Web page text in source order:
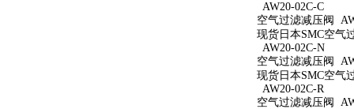
AW20-02C-C
空气过滤减压阀
现货日本SMC空气
AW20-02C-N
空气过滤减压阀
现货日本SMC空气
AW20-02C-R
空气过滤减压阀